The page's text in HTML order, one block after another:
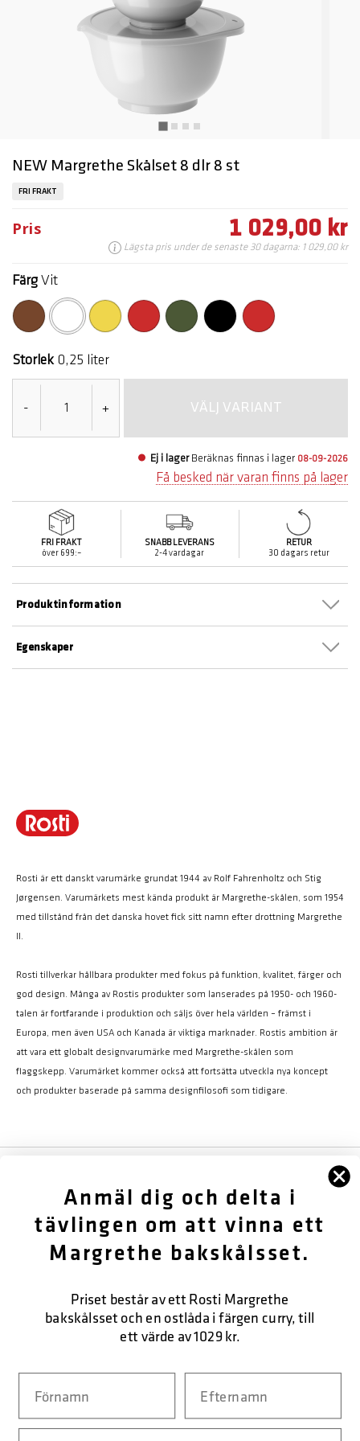
NEW Margrethe Skålset 8 dlr 8 st
FRI FRAKT
Pris 1 029,00 kr
Lägsta pris under de senaste 30 dagarna: 1 029,00 kr
Färg Vit
markerade
Storlek 0,25 liter
- + VÄLJ VARIANT
Ej i lager Beräknas finnas i lager 08-09-2026
Få besked när varan finns på lager
FRI FRAKT
över 699:–
SNABB LEVERANS
2-4 vardagar
RETUR
30 dagars retur
Egenskaper
Produktinformation
Rosti är ett danskt varumärke grundat 1944 av Rolf Fahrenholtz och Stig
Jørgensen. Varumärkets mest kända produkt är Margrethe-skålen, som 1954
med tillstånd från det danska hovet fick sitt namn efter drottning Margrethe
Rosti tillverkar hållbara produkter med fokus på funktion, kvalitet, färger och
god design. Många av Rostis produkter som lanserades på 1950- och 1960-
talen är fortfarande i produktion och säljs över hela världen – främst i
Europa, men även USA och Kanada är viktiga marknader. Rostis ambition är
att vara ett globalt designvarumärke med Margrethe-skålen som
flaggskepp. Varumärket kommer också att fortsätta utveckla nya koncept
och produkter baserade på samma designfilosofi som tidigare.
KUNDTJÄNST
Anmäl dig och delta i
tävlingen om att vinna ett
Margrethe bakskålsset.
Priset består av ett Rosti Margrethe
bakskålsset och en ostlåda i färgen curry, till
ett värde av 1029 kr.